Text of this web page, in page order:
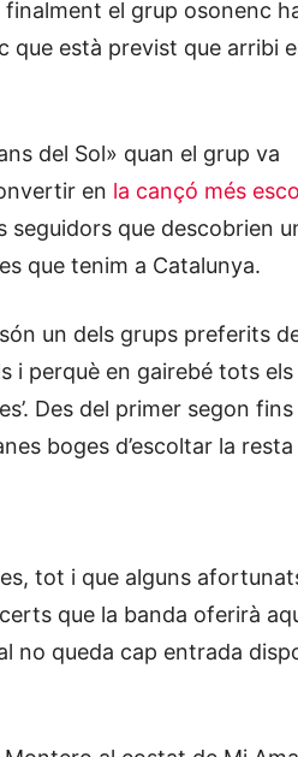
el grup osonenc
que està previst que arribi
del Sol» quan el grup va
en la cançó més
seguidors que descobrien
que tenim a Catalunya.
un dels grups preferits
i perquè en gairebé tots els
Des del primer segon fins
boges d’escoltar la resta
tot i que alguns
que la banda oferirà
no queda cap entrada